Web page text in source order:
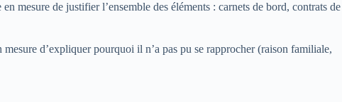
mesure de justifier l’ensemble des éléments : carnets de bord, contrats de
d’expliquer pourquoi il n’a pas pu se rapprocher (raison familiale,